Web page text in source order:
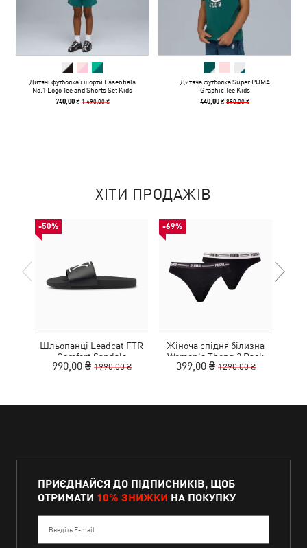
Дитячі футболка і шорти Essentials
No.1 Logo Tee and Shorts Set Kids
740,00 ₴ 1 490,00 ₴
Дитяча футболка Super PUMA
Graphic Tee Kids
440,00 ₴890,00 ₴
ХІТИ ПРОДАЖІВ
-50%
Шльопанці Leadcat FTR
Comfort Sandals
990,00 ₴ 1990,00 ₴
-69%
Жіноча спідня білизна
Women's Thong 2 Pack
399,00 ₴ 1290,00 ₴
ПРИЄДНАЙСЯ ДО ПІДПИСНИКІВ, ЩОБ
ОТРИМАТИ 10% ЗНИЖКИ НА ПОКУПКУ
Введіть E-mail